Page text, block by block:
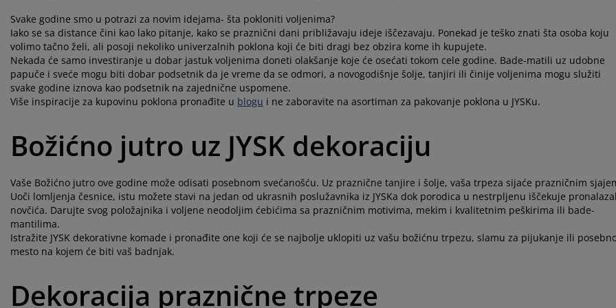
Svake godine smo u potrazi za novim idejama- šta pokloniti voljenima?
Iako se sa distance čini kao lako pitanje, kako se praznični dani približavaju ideje iščezavaju. Ponekad je teško znati šta osoba koju
volimo tačno želi, ali posoji nekoliko univerzalnih poklona koji će biti dragi bez obzira kome ih kupujete.
Nekada će samo investiranje u dobar jastuk voljenima doneti olakšanje koje će osećati tokom cele godine. Bade-matili uz udobne
papuče i sveće mogu biti dobar podsetnik da je vreme da se odmori, a novogodišnje šolje, tanjiri ili činije voljenima mogu služiti
svake godine iznova kao podsetnik na zajednične uspomene.
Više inspiracije za kupovinu poklona pronađite u blogu i ne zaboravite na asortiman za pakovanje poklona u JYSKu.
Božićno jutro uz JYSK dekoraciju
Vaše Božićno jutro ove godine može odisati posebnom svećanošću. Uz praznične tanjire i šolje, vaša trpeza sijaće prazničnim
Uoči lomljenja česnice, istu možete stavi na jedan od ukrasnih poslužavnika iz JYSKa dok porodica u nestrpljenu iščekuje
novčića. Darujte svog položajnika i voljene neodoljim ćebićima sa prazničnim motivima, mekim i kvalitetnim peškirima ili bade-
mantilima.
Istražite JYSK dekorativne komade i pronađite one koji će se najbolje uklopiti uz vašu božićnu trpezu, slamu za pijukanje ili
mesto na kojem će biti vaš badnjak.
Dekoracija praznične trpeze